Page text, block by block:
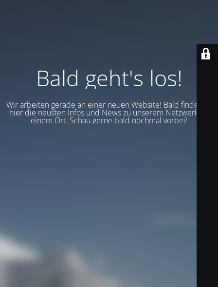
Bald geht's los!
Wir arbeiten gerade an einer neuen Website! Bald findest du
hier die neusten Infos und News zu unserem Netzwerk an
einem Ort. Schau gerne bald nochmal vorbei!